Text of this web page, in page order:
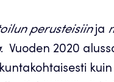
perusteisiinja
. Vuoden 2020
kuin